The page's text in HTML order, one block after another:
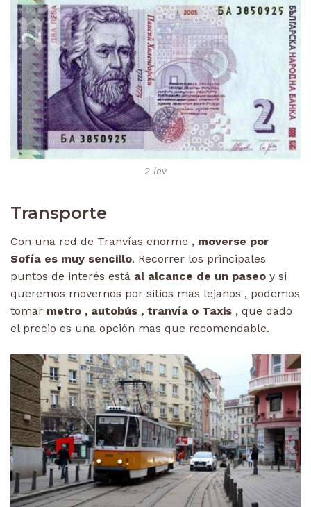
2 lev
Transporte
Con una red de Tranvías enorme , moverse por
Sofía es muy sencillo. Recorrer los principales
puntos de interés está al alcance de un paseo y si
queremos movernos por sitios mas lejanos , podemos
tomar metro , autobús , tranvía o Taxis , que dado
el precio es una opción mas que recomendable.